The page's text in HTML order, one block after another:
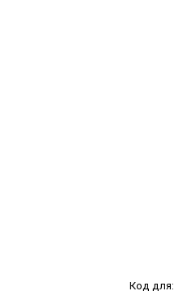
Код для: